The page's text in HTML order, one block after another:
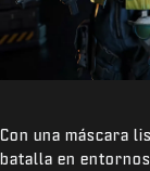
Con una máscara
batalla en